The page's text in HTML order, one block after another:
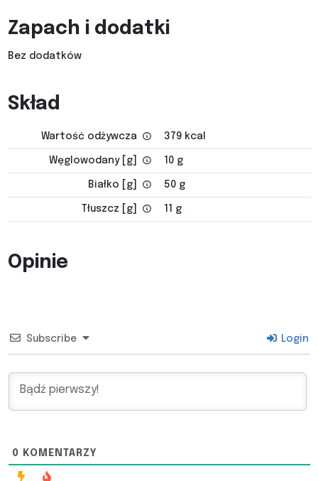
Zapach i dodatki
Bez dodatków
Skład
Wartość odżywcza 379 kcal
Węglowodany [g] 10 g
Białko [g] 50 g
Tłuszcz [g] 11 g
Opinie
Subscribe Login
0 KOMENTARZY